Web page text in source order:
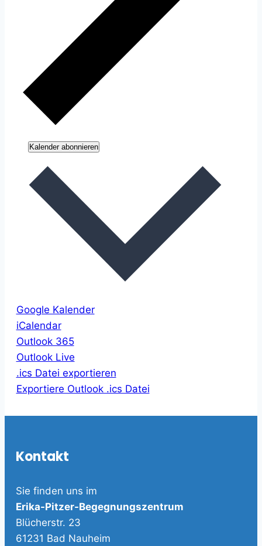
Kalender abonnieren
Google Kalender
iCalendar
Outlook 365
Outlook Live
.ics Datei exportieren
Exportiere Outlook .ics Datei
Kontakt
Sie finden uns im
Erika-Pitzer-Begegnungszentrum
Blücherstr. 23
61231 Bad Nauheim